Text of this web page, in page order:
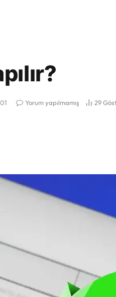
Yorum yapılmamış 29